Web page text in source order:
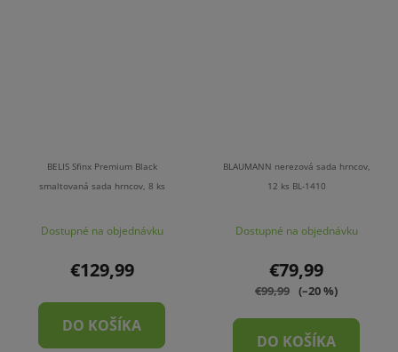
BELIS Sfinx Premium Black
smaltovaná sada hrncov, 8 ks
Dostupné na objednávku
€129,99
DO KOŠÍKA
BLAUMANN nerezová sada hrncov,
12 ks BL-1410
Dostupné na objednávku
€79,99
€99,99 (–20 %)
DO KOŠÍKA